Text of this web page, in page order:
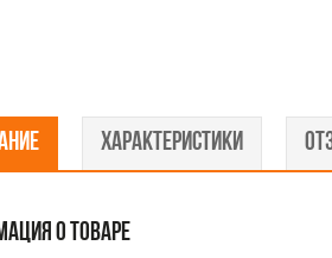
ХАРАКТЕРИСТИКИ
О ТОВАРЕ